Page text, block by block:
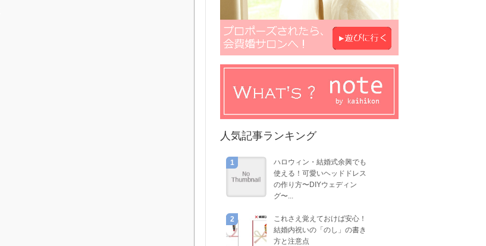
人気記事ランキング
1
ハロウィン・結婚式余興でも
使える！可愛いヘッドドレス
の作り方〜DIYウェディン
グ〜...
2
これさえ覚えておけば安心！
結婚内祝いの「のし」の書き
方と注意点